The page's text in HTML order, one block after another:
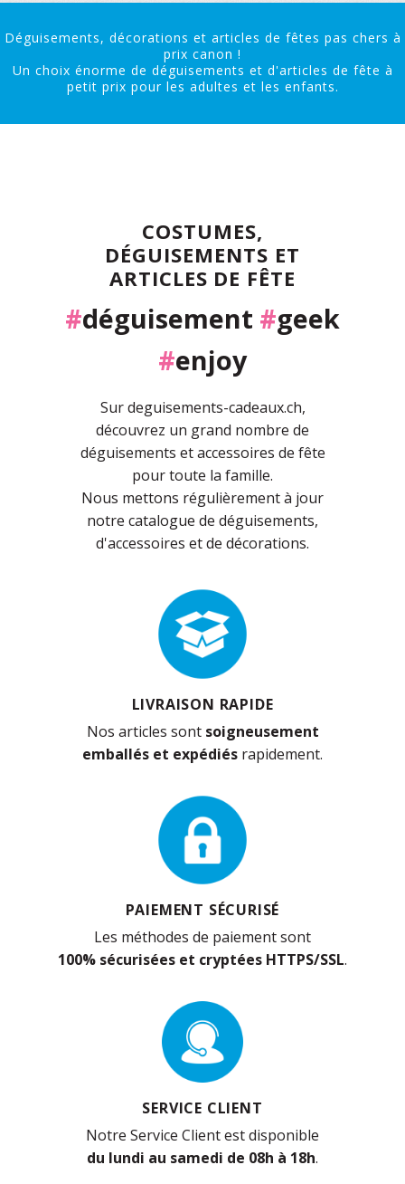
Déguisements, décorations et articles de fêtes pas chers à
prix canon !
Un choix énorme de déguisements et d'articles de fête à
petit prix pour les adultes et les enfants.
COSTUMES,
DÉGUISEMENTS ET
ARTICLES DE FÊTE
#déguisement #geek
#enjoy
Sur deguisements-cadeaux.ch,
découvrez un grand nombre de
déguisements et accessoires de fête
pour toute la famille.
Nous mettons régulièrement à jour
notre catalogue de déguisements,
d'accessoires et de décorations.
LIVRAISON RAPIDE
Nos articles sont soigneusement
emballés et expédiés rapidement.
PAIEMENT SÉCURISÉ
Les méthodes de paiement sont
100% sécurisées et cryptées HTTPS/SSL.
SERVICE CLIENT
Notre Service Client est disponible
du lundi au samedi de 08h à 18h.